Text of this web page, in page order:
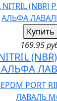
Купить
169.95
(NBR)
АЛЬФА